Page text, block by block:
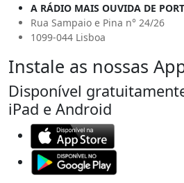
A RÁDIO MAIS OUVIDA DE
Rua Sampaio e Pina n° 24/26
1099-044 Lisboa
Instale as nossas
Disponível
iPad e Android